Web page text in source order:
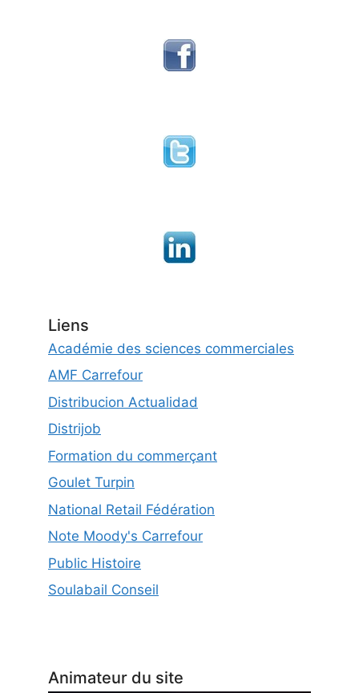
Liens
Académie des sciences commerciales
AMF Carrefour
Distribucion Actualidad
Distrijob
Formation du commerçant
Goulet Turpin
National Retail Fédération
Note Moody's Carrefour
Public Histoire
Soulabail Conseil
Animateur du site